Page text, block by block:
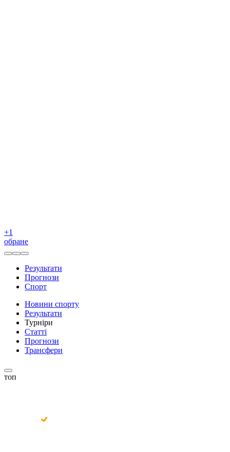
+1
обране
Результати
Прогнози
Спорт
Новини спорту
Результати
Турніри
Статті
Прогнози
Трансфери
топ